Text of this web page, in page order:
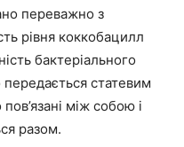
переважно з
рівня коккобацилл
бактеріального
статевим
між собою і
разом.